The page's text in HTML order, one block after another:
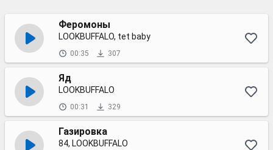
Феромоны
LOOKBUFFALO, tet baby
00:35 307
Яд
LOOKBUFFALO
00:31 329
Газировка
84, LOOKBUFFALO